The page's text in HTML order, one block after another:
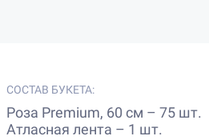
СОСТАВ БУКЕТА:
Роза Premium, 60 см – 75 шт.
Атласная лента – 1 шт.